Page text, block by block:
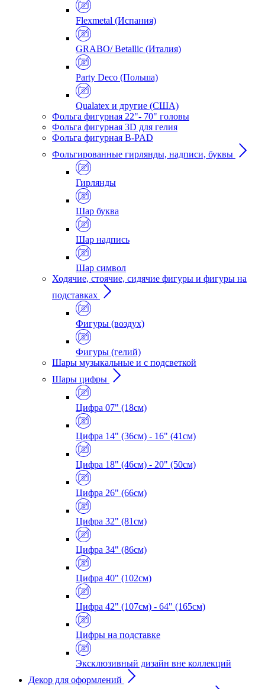
Flexmetal (Испания)
GRABO/ Betallic (Италия)
Party Deco (Польша)
Qualatex и другие (США)
Фольга фигурная 22"- 70" головы
Фольга фигурная 3D для гелия
Фольга фигурная B-PAD
Фольгированные гирлянды, надписи, буквы
Гирлянды
Шар буква
Шар надпись
Шар символ
Ходячие, стоячие, сидячие фигуры и фигуры на
подставках
Фигуры (воздух)
Фигуры (гелий)
Шары музыкальные и с подсветкой
Шары цифры
Цифра 07" (18см)
Цифра 14" (36см) - 16" (41см)
Цифра 18" (46см) - 20" (50см)
Цифра 26" (66см)
Цифра 32" (81см)
Цифра 34" (86см)
Цифра 40" (102см)
Цифра 42" (107см) - 64" (165см)
Цифры на подставке
Эксклюзивный дизайн вне коллекций
Декор для оформлений